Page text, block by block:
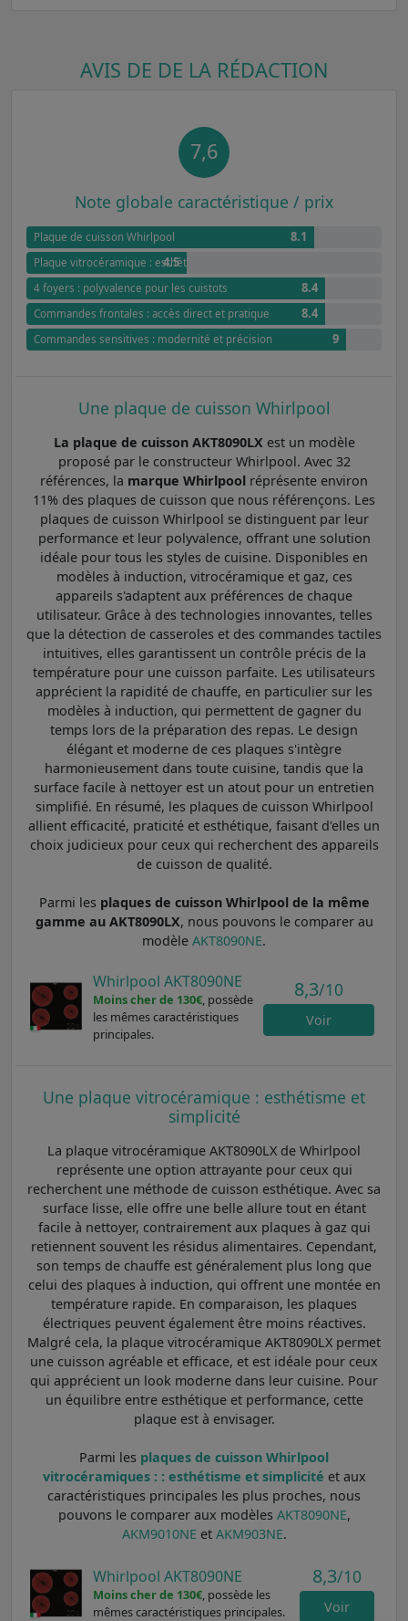
AVIS DE DE LA RÉDACTION
7,6
Note globale caractéristique / prix
Plaque de cuisson Whirlpool 8.1
Plaque vitrocéramique : esthétisme et simplicité
4.5
4 foyers : polyvalence pour les cuistots 8.4
Commandes frontales : accès direct et pratique 8.4
Commandes sensitives : modernité et précision 9
Une plaque de cuisson Whirlpool
La plaque de cuisson AKT8090LX est un modèle
proposé par le constructeur Whirlpool. Avec 32
références, la marque Whirlpool réprésente environ
11% des plaques de cuisson que nous référençons. Les
plaques de cuisson Whirlpool se distinguent par leur
performance et leur polyvalence, offrant une solution
idéale pour tous les styles de cuisine. Disponibles en
modèles à induction, vitrocéramique et gaz, ces
appareils s'adaptent aux préférences de chaque
utilisateur. Grâce à des technologies innovantes, telles
que la détection de casseroles et des commandes tactiles
intuitives, elles garantissent un contrôle précis de la
température pour une cuisson parfaite. Les utilisateurs
apprécient la rapidité de chauffe, en particulier sur les
modèles à induction, qui permettent de gagner du
temps lors de la préparation des repas. Le design
élégant et moderne de ces plaques s'intègre
harmonieusement dans toute cuisine, tandis que la
surface facile à nettoyer est un atout pour un entretien
simplifié. En résumé, les plaques de cuisson Whirlpool
allient efficacité, praticité et esthétique, faisant d'elles un
choix judicieux pour ceux qui recherchent des appareils
de cuisson de qualité.
Parmi les plaques de cuisson Whirlpool de la même
gamme au AKT8090LX, nous pouvons le comparer au
modèle AKT8090NE.
Whirlpool AKT8090NE
Moins cher de 130€, possède
les mêmes caractéristiques
principales.
8,3/10
Voir
Une plaque vitrocéramique : esthétisme et
simplicité
La plaque vitrocéramique AKT8090LX de Whirlpool
représente une option attrayante pour ceux qui
recherchent une méthode de cuisson esthétique. Avec sa
surface lisse, elle offre une belle allure tout en étant
facile à nettoyer, contrairement aux plaques à gaz qui
retiennent souvent les résidus alimentaires. Cependant,
son temps de chauffe est généralement plus long que
celui des plaques à induction, qui offrent une montée en
température rapide. En comparaison, les plaques
électriques peuvent également être moins réactives.
Malgré cela, la plaque vitrocéramique AKT8090LX permet
une cuisson agréable et efficace, et est idéale pour ceux
qui apprécient un look moderne dans leur cuisine. Pour
un équilibre entre esthétique et performance, cette
plaque est à envisager.
Parmi les plaques de cuisson Whirlpool
vitrocéramiques : : esthétisme et simplicité et aux
caractéristiques principales les plus proches, nous
pouvons le comparer aux modèles AKT8090NE,
AKM9010NE et AKM903NE.
Whirlpool AKT8090NE
Moins cher de 130€, possède les
mêmes caractéristiques principales.
8,3/10
Voir